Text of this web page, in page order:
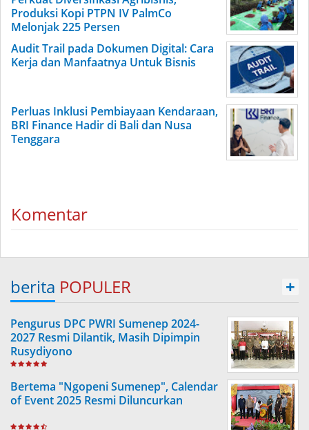
Produksi Kopi PTPN IV PalmCo
Melonjak 225 Persen
Audit Trail pada Dokumen Digital: Cara
Kerja dan Manfaatnya Untuk Bisnis
Perluas Inklusi Pembiayaan Kendaraan,
BRI Finance Hadir di Bali dan Nusa
Tenggara
Komentar
berita POPULER +
Pengurus DPC PWRI Sumenep 2024-
2027 Resmi Dilantik, Masih Dipimpin
Rusydiyono
Bertema "Ngopeni Sumenep", Calendar
of Event 2025 Resmi Diluncurkan